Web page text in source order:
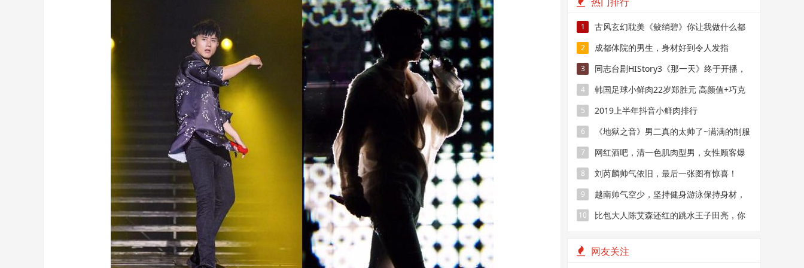
1
古风玄幻耽美《鲛绡碧》你让我做什么都
可以，但不可以抛弃我
2 成都体院的男生，身材好到令人发指
3
同志台剧HIStory3《那一天》终于开播，
但这颜值没啥看点
4
韩国足球小鲜肉22岁郑胜元 高颜值+巧克
力腹肌帅气场上
5 2019上半年抖音小鲜肉排行
6
《地狱之音》男二真的太帅了~满满的制服
youhuo呀~
7
网红酒吧，清一色肌肉型男，女性顾客爆
满
8 刘芮麟帅气依旧，最后一张图有惊喜！
9
越南帅气空少，坚持健身游泳保持身材，
引无数乘客犯花痴
10
比包大人陈艾森还红的跳水王子田亮，你
网友关注